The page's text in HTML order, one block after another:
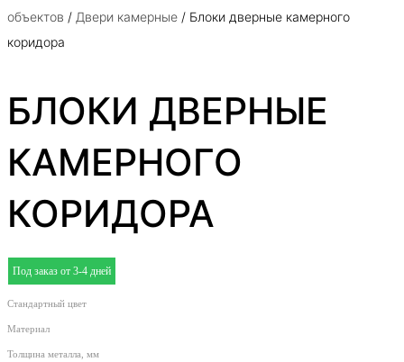
объектов / Двери камерные / Блоки дверные камерного
коридора
БЛОКИ ДВЕРНЫЕ
КАМЕРНОГО
КОРИДОРА
Под заказ от 3-4 дней
Стандартный цвет
Материал
Толщина металла, мм